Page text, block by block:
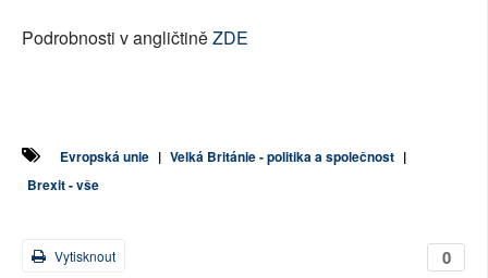
Podrobnosti v angličtiněZDE
Evropská unie | Velká Británie - politika a společnost |
Brexit - vše
0
Vytisknout